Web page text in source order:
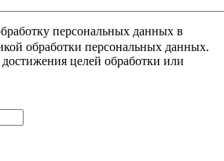
персональных данных в
обработки персональных данных.
достижения целей обработки или